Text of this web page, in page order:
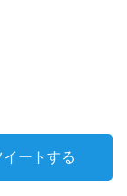
イートする